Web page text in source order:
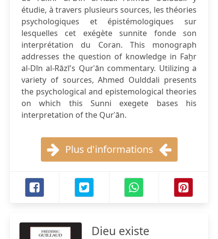
étudie, à travers plusieurs sources, les théories
psychologiques et épistémologiques sur
lesquelles cet exégète sunnite fonde son
interprétation du Coran. This monograph
addresses the question of knowledge in Faḫr
al-Dīn al-Rāzī's Qurʾān commentary. Utilizing a
variety of sources, Ahmed Oulddali presents
the psychological and epistemological theories
on which this Sunni exegete bases his
interpretation of the Qurʾān.
Plus d'informations
Dieu existe